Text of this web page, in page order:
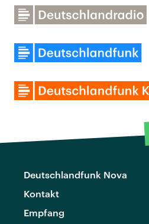
Deutschlandfunk Nova
Kontakt
Empfang